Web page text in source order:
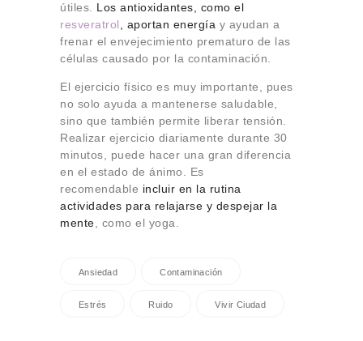
útiles.
Los antioxidantes, como el
resveratrol , aportan energía y ayudan a
frenar el envejecimiento prematuro de las
células causado por la contaminación.
El ejercicio físico es muy importante, pues
no solo ayuda a mantenerse saludable,
sino que también permite liberar tensión.
Realizar ejercicio diariamente durante 30
minutos, puede hacer una gran diferencia
en el estado de ánimo. Es
recomendable incluir en la rutina
actividades para relajarse y despejar la
mente , como el yoga.
Ansiedad Contaminación
Estrés Ruido Vivir Ciudad